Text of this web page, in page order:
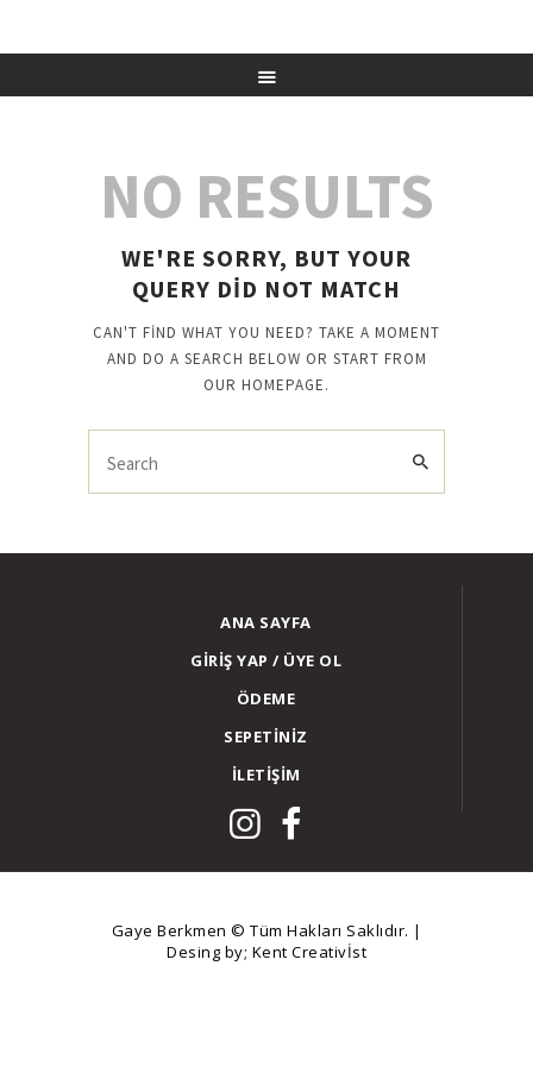
ATÖLYE TUVAL
ATÖLYE UPCYCLE
KİŞİYE ÖZEL SİPARİŞLER
MAĞAZA
SOSYAL SORUMLULUK
GIRIŞ YAP / ÜYE OL
SEPETINIZ
NO RESULTS
WE'RE SORRY, BUT YOUR
QUERY DID NOT MATCH
CAN'T FIND WHAT YOU NEED? TAKE A MOMENT
AND DO A SEARCH BELOW OR START FROM
OUR HOMEPAGE.
ANA SAYFA
GIRIŞ YAP / ÜYE OL
ÖDEME
SEPETINIZ
İLETIŞIM
Gaye Berkmen © Tüm Hakları Saklıdır. |
Desing by; Kent Creativİst